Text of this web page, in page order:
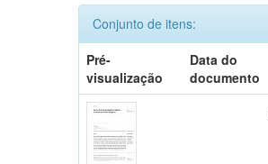
Conjunto de itens:
Pré-
visualização
Data do
documento